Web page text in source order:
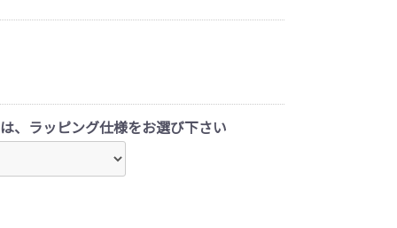
、ラッピング仕様をお選び下さい